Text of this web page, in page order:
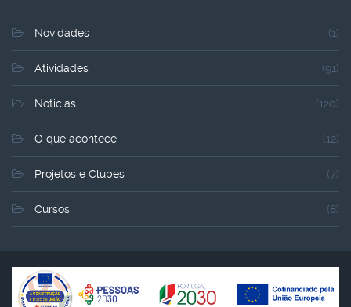
Novidades (1)
Atividades (91)
Noticias (120)
O que acontece (12)
Projetos e Clubes (7)
Cursos (8)